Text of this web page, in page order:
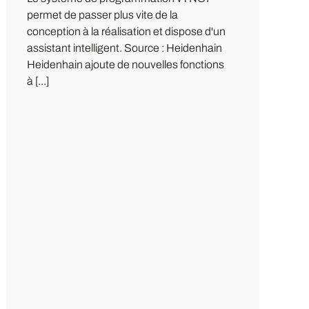
permet de passer plus vite de la
conception à la réalisation et dispose d'un
assistant intelligent. Source : Heidenhain
Heidenhain ajoute de nouvelles fonctions
à [...]